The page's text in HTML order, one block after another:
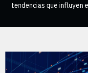
tendencias que influyen